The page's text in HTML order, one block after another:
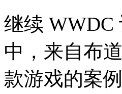
继续 WWDC
中，来自布
款游戏的案